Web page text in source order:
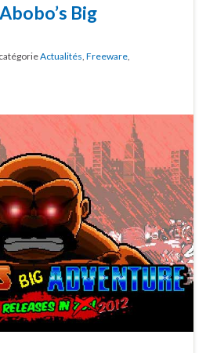
Big
Actualités Freeware